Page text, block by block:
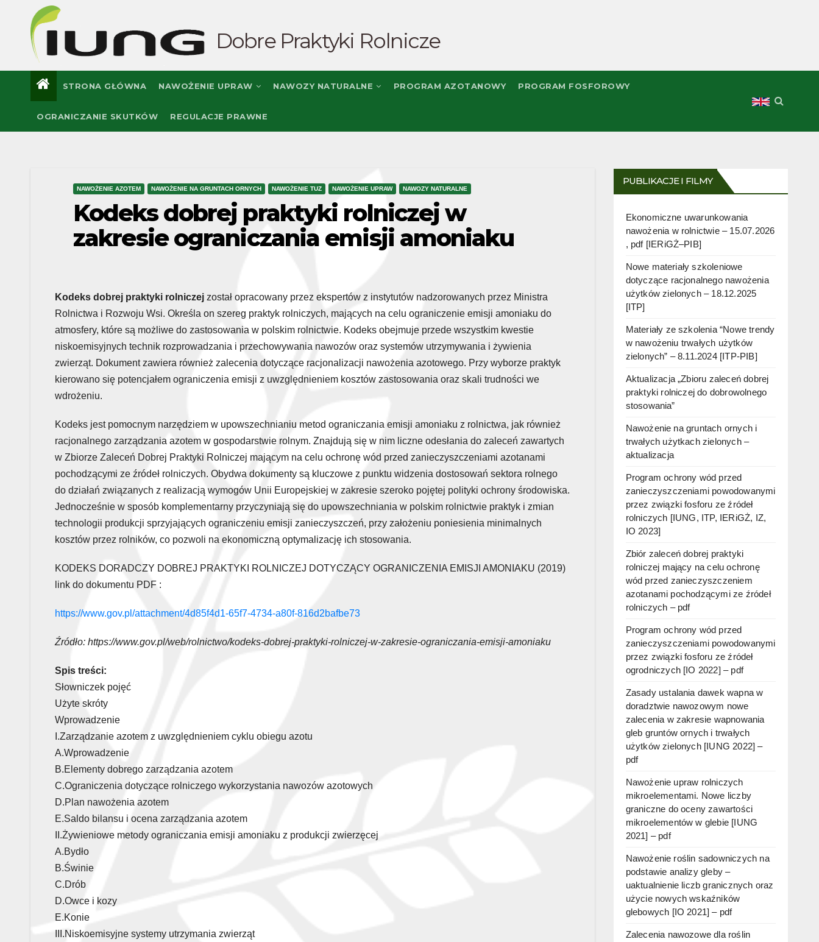
Dobre Praktyki Rolnicze
STRONA GŁÓWNA NAWOŻENIE UPRAW NAWOZY NATURALNE PROGRAM AZOTANOWY PROGRAM FOSFOROWY
OGRANICZANIE SKUTKÓW REGULACJE PRAWNE
NAWOŻENIE AZOTEM NAWOŻENIE NA GRUNTACH ORNYCH NAWOŻENIE TUZ NAWOŻENIE UPRAW NAWOZY NATURALNE
Kodeks dobrej praktyki rolniczej w
zakresie ograniczania emisji amoniaku
Kodeks dobrej praktyki rolniczej został opracowany przez ekspertów z instytutów nadzorowanych przez Ministra
Rolnictwa i Rozwoju Wsi. Określa on szereg praktyk rolniczych, mających na celu ograniczenie emisji amoniaku do
atmosfery, które są możliwe do zastosowania w polskim rolnictwie. Kodeks obejmuje przede wszystkim kwestie
niskoemisyjnych technik rozprowadzania i przechowywania nawozów oraz systemów utrzymywania i żywienia
zwierząt. Dokument zawiera również zalecenia dotyczące racjonalizacji nawożenia azotowego. Przy wyborze praktyk
kierowano się potencjałem ograniczenia emisji z uwzględnieniem kosztów zastosowania oraz skali trudności we
wdrożeniu.
Kodeks jest pomocnym narzędziem w upowszechnianiu metod ograniczania emisji amoniaku z rolnictwa, jak również
racjonalnego zarządzania azotem w gospodarstwie rolnym. Znajdują się w nim liczne odesłania do zaleceń zawartych
w Zbiorze Zaleceń Dobrej Praktyki Rolniczej mającym na celu ochronę wód przed zanieczyszczeniami azotanami
pochodzącymi ze źródeł rolniczych. Obydwa dokumenty są kluczowe z punktu widzenia dostosowań sektora rolnego
do działań związanych z realizacją wymogów Unii Europejskiej w zakresie szeroko pojętej polityki ochrony środowiska.
Jednocześnie w sposób komplementarny przyczyniają się do upowszechniania w polskim rolnictwie praktyk i zmian
technologii produkcji sprzyjających ograniczeniu emisji zanieczyszczeń, przy założeniu poniesienia minimalnych
kosztów przez rolników, co pozwoli na ekonomiczną optymalizację ich stosowania.
KODEKS DORADCZY DOBREJ PRAKTYKI ROLNICZEJ DOTYCZĄCY OGRANICZENIA EMISJI AMONIAKU (2019)
link do dokumentu PDF :
https://www.gov.pl/attachment/4d85f4d1-65f7-4734-a80f-816d2bafbe73
Źródło: https://www.gov.pl/web/rolnictwo/kodeks-dobrej-praktyki-rolniczej-w-zakresie-ograniczania-emisji-amoniaku
Spis treści:
Słowniczek pojęć
Użyte skróty
Wprowadzenie
I.Zarządzanie azotem z uwzględnieniem cyklu obiegu azotu
A.Wprowadzenie
B.Elementy dobrego zarządzania azotem
C.Ograniczenia dotyczące rolniczego wykorzystania nawozów azotowych
D.Plan nawożenia azotem
E.Saldo bilansu i ocena zarządzania azotem
II.Żywieniowe metody ograniczania emisji amoniaku z produkcji zwierzęcej
A.Bydło
B.Świnie
C.Drób
D.Owce i kozy
E.Konie
III.Niskoemisyjne systemy utrzymania zwierząt
PUBLIKACJE I FILMY
Ekonomiczne uwarunkowania
nawożenia w rolnictwie – 15.07.2026
, pdf [IERiGŻ–PIB]
Nowe materiały szkoleniowe
dotyczące racjonalnego nawożenia
użytków zielonych – 18.12.2025
[ITP]
Materiały ze szkolenia “Nowe trendy
w nawożeniu trwałych użytków
zielonych” – 8.11.2024 [ITP-PIB]
Aktualizacja „Zbioru zaleceń dobrej
praktyki rolniczej do dobrowolnego
stosowania”
Nawożenie na gruntach ornych i
trwałych użytkach zielonych –
aktualizacja
Program ochrony wód przed
zanieczyszczeniami powodowanymi
przez związki fosforu ze źródeł
rolniczych [IUNG, ITP, IERiGŻ, IZ,
IO 2023]
Zbiór zaleceń dobrej praktyki
rolniczej mający na celu ochronę
wód przed zanieczyszczeniem
azotanami pochodzącymi ze źródeł
rolniczych – pdf
Program ochrony wód przed
zanieczyszczeniami powodowanymi
przez związki fosforu ze źródeł
ogrodniczych [IO 2022] – pdf
Zasady ustalania dawek wapna w
doradztwie nawozowym nowe
zalecenia w zakresie wapnowania
gleb gruntów ornych i trwałych
użytków zielonych [IUNG 2022] –
pdf
Nawożenie upraw rolniczych
mikroelementami. Nowe liczby
graniczne do oceny zawartości
mikroelementów w glebie [IUNG
2021] – pdf
Nawożenie roślin sadowniczych na
podstawie analizy gleby –
uaktualnienie liczb granicznych oraz
użycie nowych wskaźników
glebowych [IO 2021] – pdf
Zalecenia nawozowe dla roślin